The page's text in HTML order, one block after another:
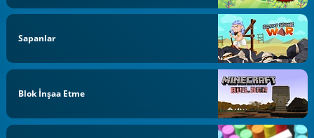
Sapanlar
Blok İnşaa Etme